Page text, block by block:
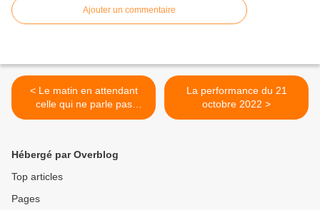
Ajouter un commentaire
< Le matin en attendant
celle qui ne parle pas
beaucoup
La performance du 21
octobre 2022 >
Hébergé par Overblog
Top articles
Pages